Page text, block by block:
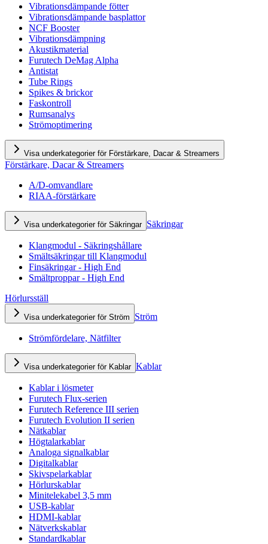
Vibrationsdämpande fötter
Vibrationsdämpande basplattor
NCF Booster
Vibrationsdämpning
Akustikmaterial
Furutech DeMag Alpha
Antistat
Tube Rings
Spikes & brickor
Faskontroll
Rumsanalys
Strömoptimering
Visa underkategorier för Förstärkare, Dacar & Streamers
Förstärkare, Dacar & Streamers
A/D-omvandlare
RIAA-förstärkare
Visa underkategorier för Säkringar Säkringar
Klangmodul - Säkringshållare
Smältsäkringar till Klangmodul
Finsäkringar - High End
Smältproppar - High End
Hörlursställ
Visa underkategorier för Ström Ström
Strömfördelare, Nätfilter
Visa underkategorier för Kablar Kablar
Kablar i lösmeter
Furutech Flux-serien
Furutech Reference III serien
Furutech Evolution II serien
Nätkablar
Högtalarkablar
Analoga signalkablar
Digitalkablar
Skivspelarkablar
Hörlurskablar
Minitelekabel 3,5 mm
USB-kablar
HDMI-kablar
Nätverkskablar
Standardkablar